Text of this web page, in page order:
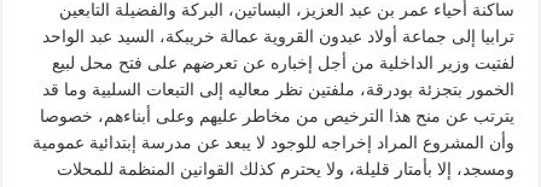
ساكنة أحياء عمر بن عبد العزيز، البساتين، البركة والفضيلة التابعين
ترابيا إلى جماعة أولاد عبدون القروية عمالة خريبكة، السيد عبد الواحد
لفتيت وزير الداخلية من أجل إخباره عن تعرضهم على فتح محل لبيع
الخمور بتجزئة بودرقة، ملفتين نظر معاليه إلى التبعات السلبية وما قد
يترتب عن منح هذا الترخيص من مخاطر عليهم وعلى أبناءهم، خصوصا
وأن المشروع المراد إخراجه للوجود لا يبعد عن مدرسة إبتدائية عمومية
ومسجد، إلا بأمتار قليلة، ولا يحترم كذلك القوانين المنظمة للمحلات